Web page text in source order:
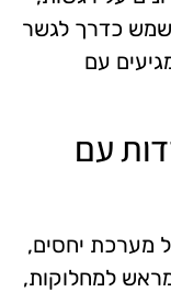
לשמש כדרך לגשר
עם
עם
מערכת יחסים,
למחלוקות,